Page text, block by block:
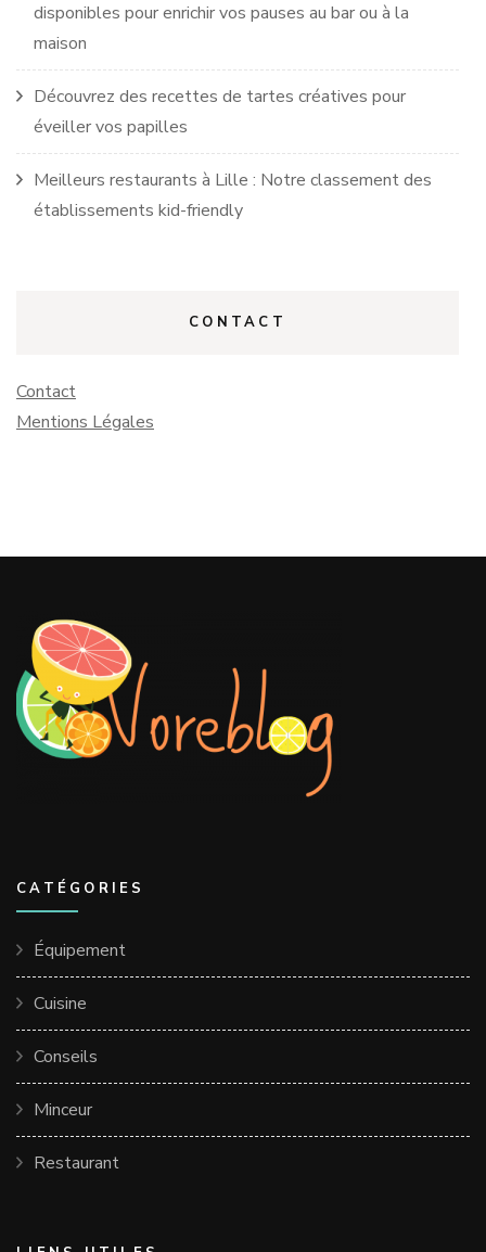
disponibles pour enrichir vos pauses au bar ou à la
maison
Découvrez des recettes de tartes créatives pour
éveiller vos papilles
Meilleurs restaurants à Lille : Notre classement des
établissements kid-friendly
CONTACT
Contact
Mentions Légales
CATÉGORIES
Équipement
Cuisine
Conseils
Minceur
Restaurant